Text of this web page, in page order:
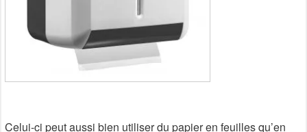
Celui-ci peut aussi bien utiliser du papier en feuilles qu’en